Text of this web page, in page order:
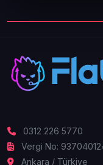
0312 226 5770
Vergi No:
Ankara / Türkiye